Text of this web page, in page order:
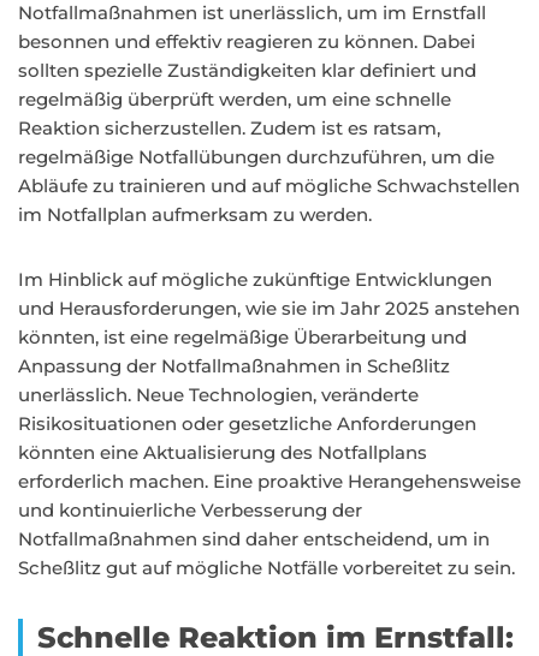
Notfallmaßnahmen ist unerlässlich, um im Ernstfall
besonnen und effektiv reagieren zu können. Dabei
sollten spezielle Zuständigkeiten klar definiert und
regelmäßig überprüft werden, um eine schnelle
Reaktion sicherzustellen. Zudem ist es ratsam,
regelmäßige Notfallübungen durchzuführen, um die
Abläufe zu trainieren und auf mögliche Schwachstellen
im Notfallplan aufmerksam zu werden.
Im Hinblick auf mögliche zukünftige Entwicklungen
und Herausforderungen, wie sie im Jahr 2025 anstehen
könnten, ist eine regelmäßige Überarbeitung und
Anpassung der Notfallmaßnahmen in Scheßlitz
unerlässlich. Neue Technologien, veränderte
Risikosituationen oder gesetzliche Anforderungen
könnten eine Aktualisierung des Notfallplans
erforderlich machen. Eine proaktive Herangehensweise
und kontinuierliche Verbesserung der
Notfallmaßnahmen sind daher entscheidend, um in
Scheßlitz gut auf mögliche Notfälle vorbereitet zu sein.
Schnelle Reaktion im Ernstfall: